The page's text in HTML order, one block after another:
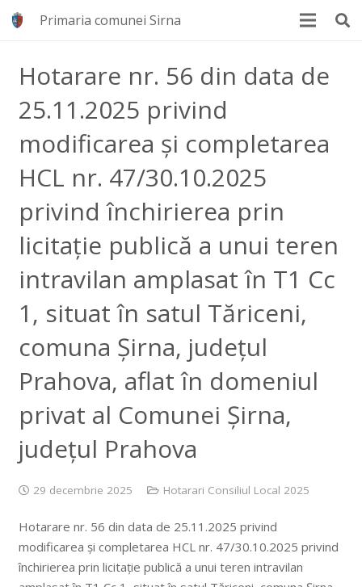
Primaria comunei Sirna
Hotarare nr. 56 din data de
25.11.2025 privind
modificarea și completarea
HCL nr. 47/30.10.2025
privind închirierea prin
licitație publică a unui teren
intravilan amplasat în T1 Cc
1, situat în satul Tăriceni,
comuna Șirna, județul
Prahova, aflat în domeniul
privat al Comunei Șirna,
județul Prahova
29 decembrie 2025 Hotarari Consiliul Local 2025
Hotarare nr. 56 din data de 25.11.2025 privind
modificarea și completarea HCL nr. 47/30.10.2025 privind
închirierea prin licitație publică a unui teren intravilan